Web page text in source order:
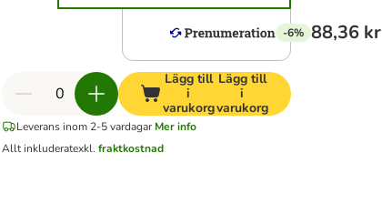
-6% 88,36 kr
Lägg till
i
varukorg
Lägg till
i
varukorg
Leverans inom 2-5 vardagar Mer info
Allt inkluderatexkl. fraktkostnad